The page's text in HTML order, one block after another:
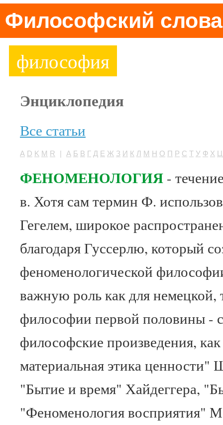
Философский
философия
Энциклопедия
Все статьи
A D K M R | А Б В Г Д Е Ж З И К Л М Н О П Р С Т У Ф Х Ц
ФЕНОМЕНОЛОГИЯ -
в. Хотя сам термин Ф.
Гегелем, широкое
благодаря Гуссерлю, который
феноменологической
важную роль как для немецкой,
философии первой половины -
философские произведения,
материальная этика ценности"
"Бытие и время" Хайдеггера,
"Феноменология восприятия"